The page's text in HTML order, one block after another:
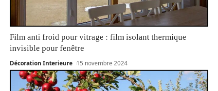
Film anti froid pour vitrage : film isolant thermique
invisible pour fenêtre
Décoration Interieure 15 novembre 2024